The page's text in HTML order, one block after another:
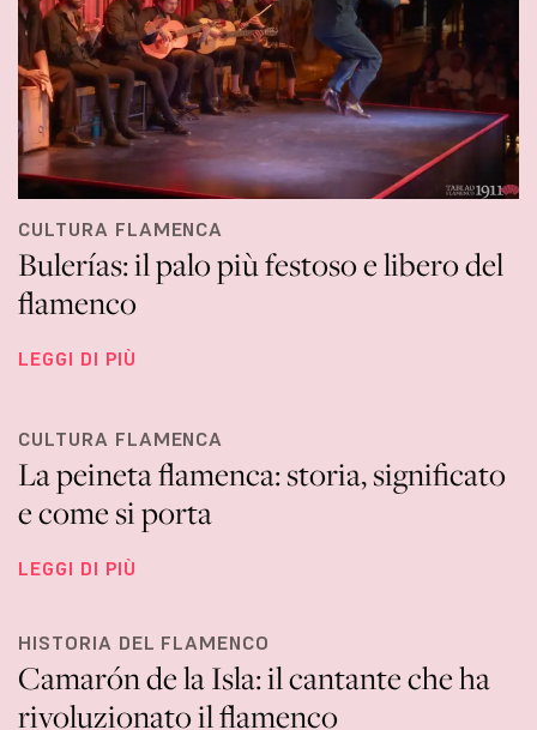
CULTURA FLAMENCA
Bulerías: il palo più festoso e libero del
flamenco
LEGGI DI PIÙ
CULTURA FLAMENCA
La peineta flamenca: storia, significato
e come si porta
LEGGI DI PIÙ
HISTORIA DEL FLAMENCO
Camarón de la Isla: il cantante che ha
rivoluzionato il flamenco